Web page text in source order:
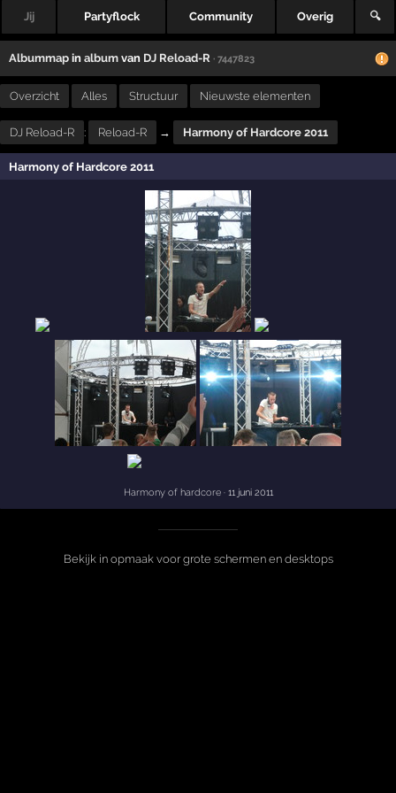
Jij Partyflock Community Overig 🔍
Albummap inalbum van DJ Reload-R · 7447823
Overzicht Alles Structuur Nieuwste elementen
DJ Reload-R : Reload-R → Harmony of Hardcore 2011
Harmony of Hardcore 2011
Harmony of hardcore· 11 juni 2011
Bekijk in opmaak voor grote schermen en desktops